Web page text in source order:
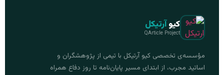
کیوآرتیکل
QArticle Project
مؤسسه‌ی تخصصی کیو آرتیکل با تیمی از پژوهشگران و
اساتید مجرب، از ابتدای مسیر پایان‌نامه تا روز دفاع همراه